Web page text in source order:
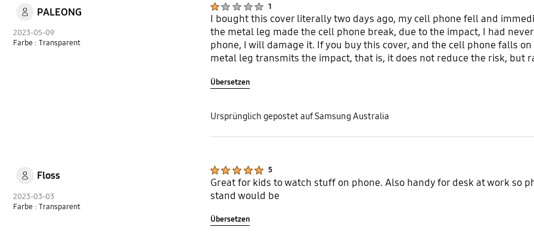
PALEONG
2023-05-09
Farbe : Transparent
1
I bought this cover literally two days ago, my cell phone fell and
the metal leg made the cell phone break, due to the impact, I had
phone, I will damage it. If you buy this cover, and the cell phone falls
metal leg transmits the impact, that is, it does not reduce the risk, but
Übersetzen
Ursprünglich gepostet auf Samsung Australia
Floss
2023-03-03
Farbe : Transparent
5
Great for kids to watch stuff on phone. Also handy for desk at work so
stand would be
Übersetzen